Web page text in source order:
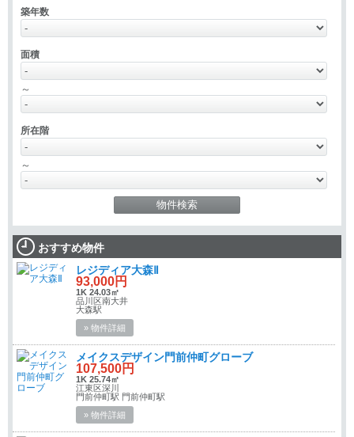
築年数
面積
～
所在階
～
おすすめ物件
レジディア大森Ⅱ
93,000円
1K 24.03㎡
品川区南大井
大森駅
» 物件詳細
メイクスデザイン門前仲町グローブ
107,500円
1K 25.74㎡
江東区深川
門前仲町駅 門前仲町駅
» 物件詳細